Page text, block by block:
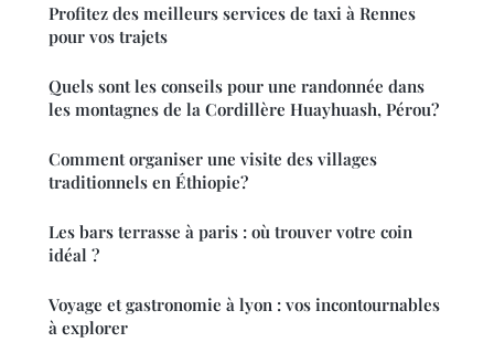
Profitez des meilleurs services de taxi à Rennes
pour vos trajets
Quels sont les conseils pour une randonnée dans
les montagnes de la Cordillère Huayhuash, Pérou?
Comment organiser une visite des villages
traditionnels en Éthiopie?
Les bars terrasse à paris : où trouver votre coin
idéal ?
Voyage et gastronomie à lyon : vos incontournables
à explorer